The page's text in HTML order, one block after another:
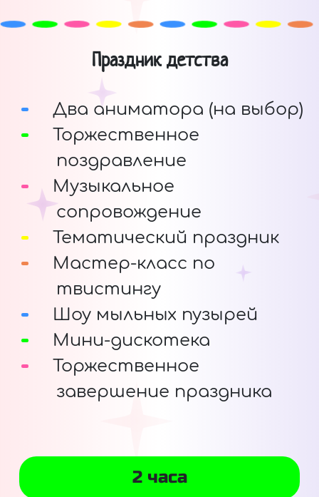
Праздник детства
Два аниматора (на выбор)
Торжественное
поздравление
Музыкальное
сопровождение
Тематический праздник
Мастер-класс по
твистингу
Шоу мыльных пузырей
Мини-дискотека
Торжественное
завершение праздника
2 часа